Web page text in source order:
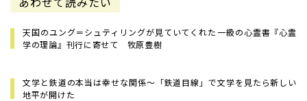
天国のユング＝シュティリングが見ていてくれた――一級の心霊書『心霊
学の理論』刊行に寄せて 牧原豊樹
文学と鉄道の本当は幸せな関係〜「鉄道目線」で文学を見たら新しい
地平が開けた